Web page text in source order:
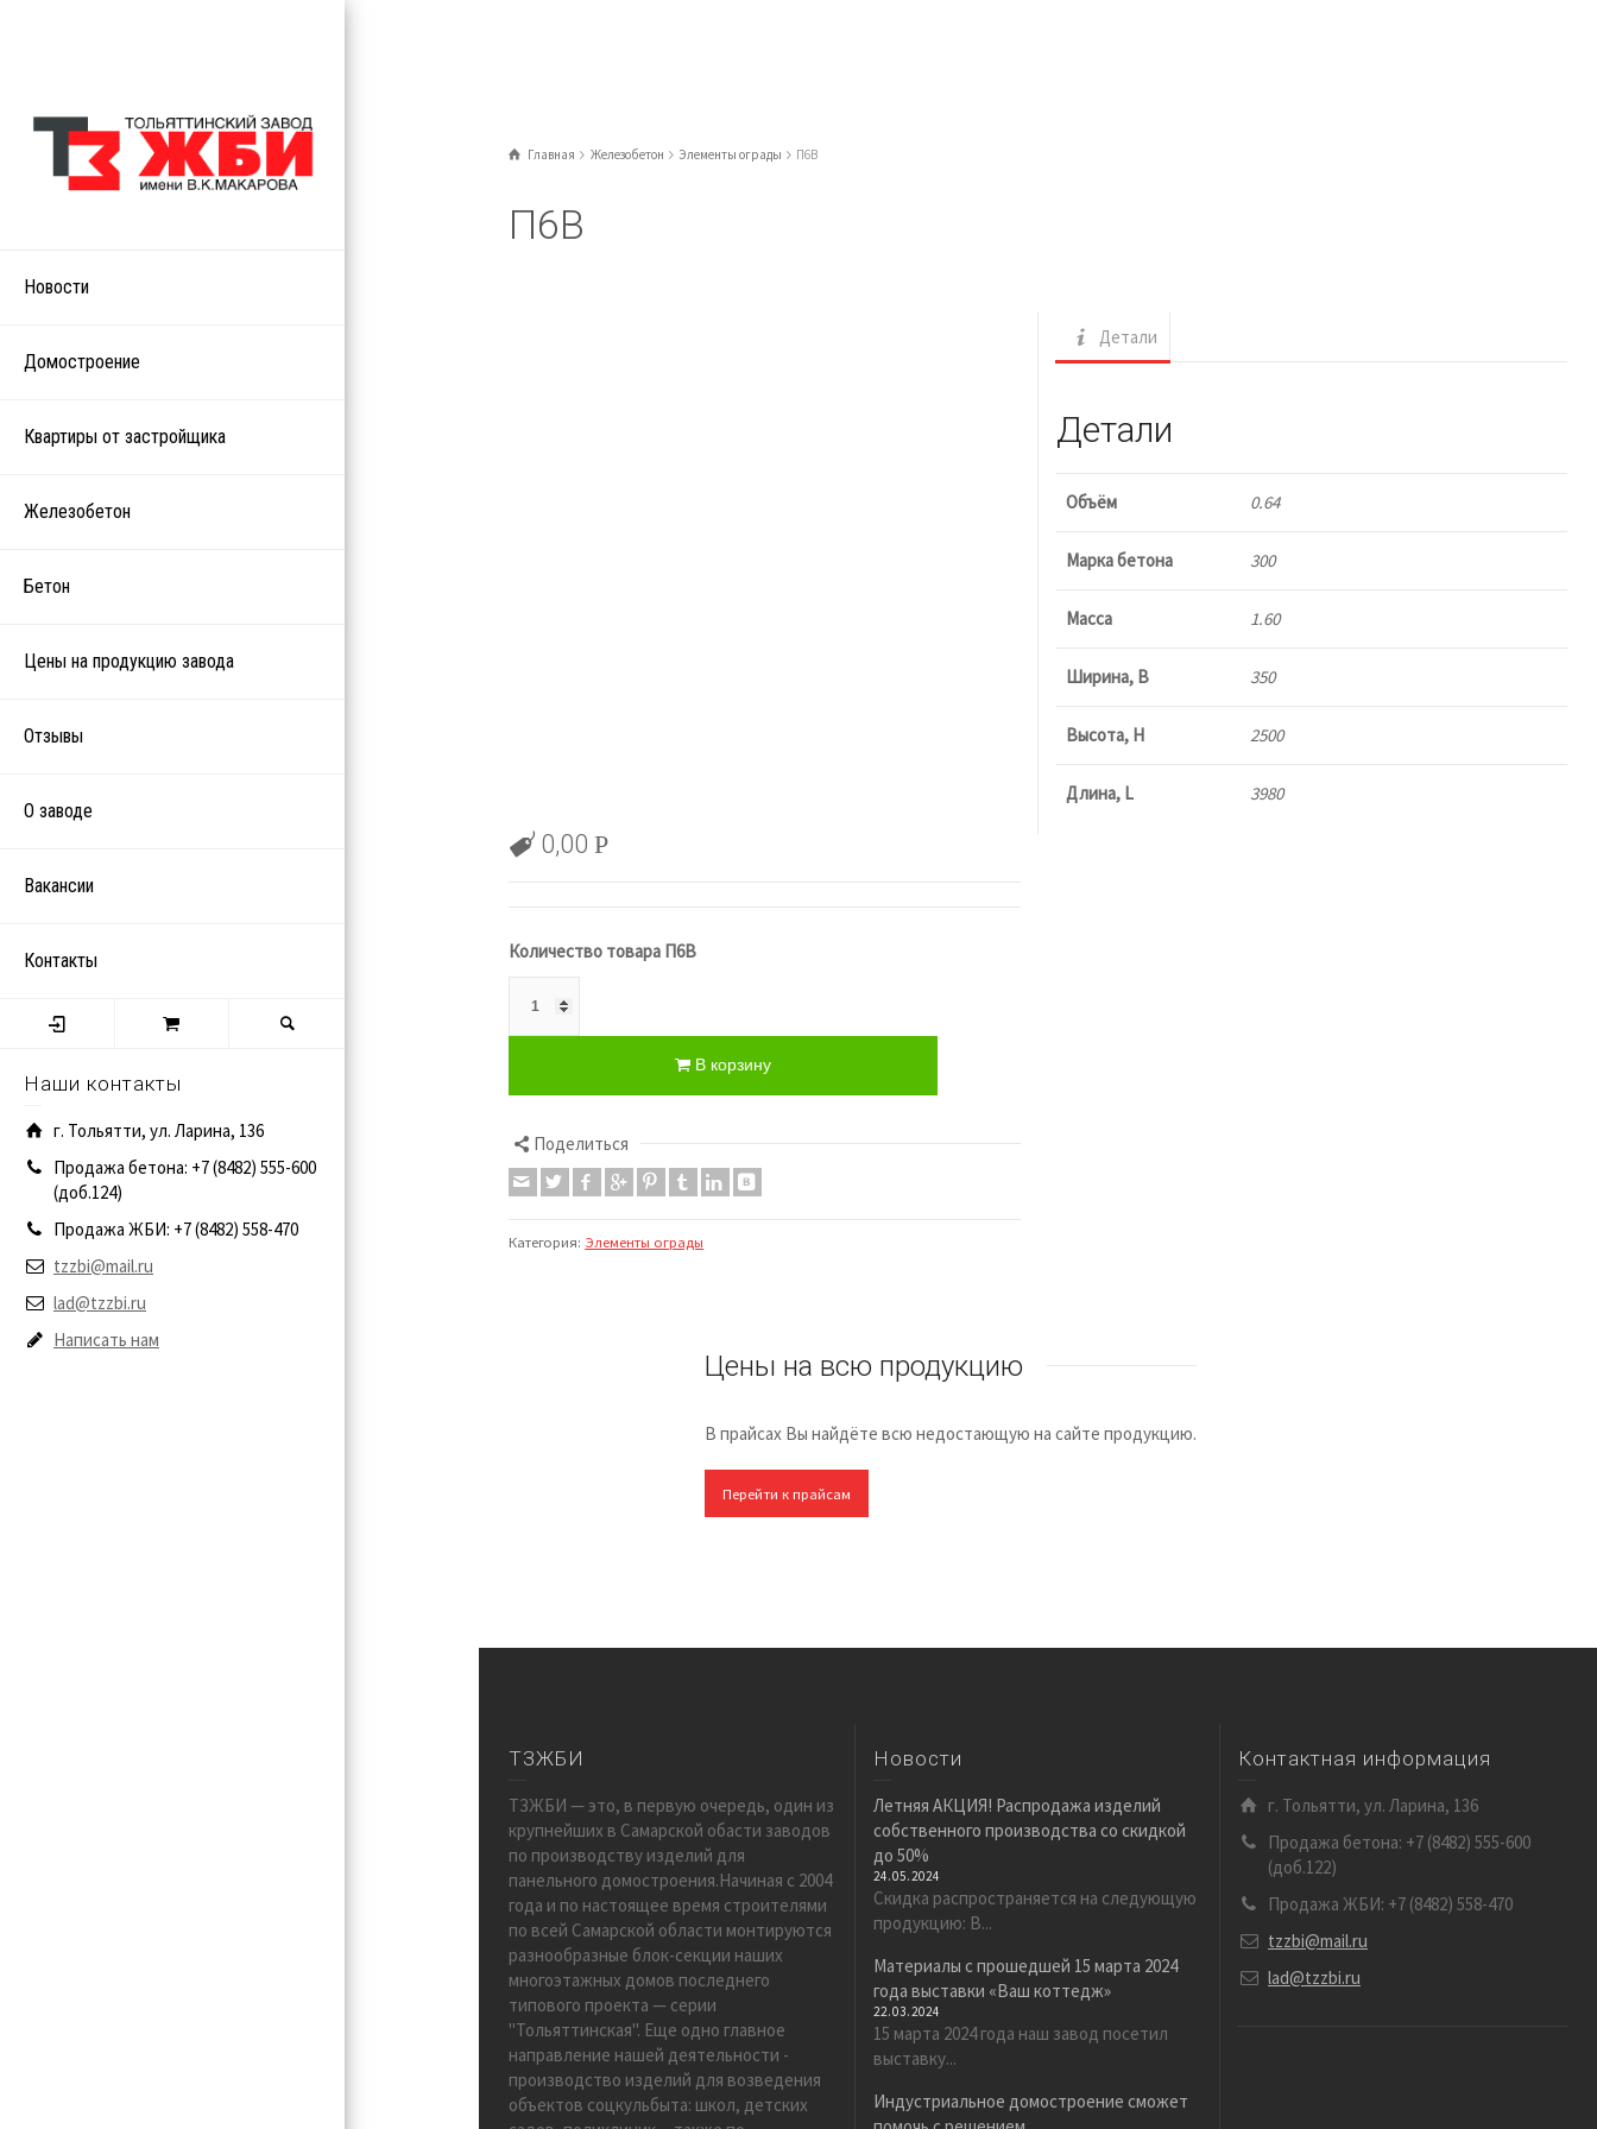
Новости
Домостроение
Квартиры от застройщика
Железобетон
Бетон
Цены на продукцию завода
Отзывы
О заводе
Вакансии
Контакты
Наши контакты
г. Тольятти, ул. Ларина, 136
Продажа бетона: +7 (8482) 555-600
(доб.124)
Продажа ЖБИ: +7 (8482) 558-470
tzzbi@mail.ru
lad@tzzbi.ru
Написать нам
Главная Железобетон Элементы ограды П6В
П6В
0,00 Р
Количество товара П6В
В корзину
Поделиться
Категория: Элементы ограды
Детали
Детали
Объём 0.64
Марка бетона 300
Масса 1.60
Ширина, В 350
Высота, Н 2500
Длина, L 3980
Цены на всю продукцию
В прайсах Вы найдёте всю недостающую на сайте продукцию.
Перейти к прайсам
ТЗЖБИ
ТЗЖБИ — это, в первую очередь, один из
крупнейших в Самарской обасти заводов
по производству изделий для
панельного домостроения.Начиная с 2004
года и по настоящее время строителями
по всей Самарской области монтируются
разнообразные блок-секции наших
многоэтажных домов последнего
типового проекта — серии
"Тольяттинская". Еще одно главное
направление нашей деятельности -
производство изделий для возведения
объектов соцкульбыта: школ, детских
Новости
Летняя АКЦИЯ! Распродажа изделий
собственного производства со скидкой
до 50%
24.05.2024
Скидка распространяется на следующую
продукцию: В...
Материалы с прошедшей 15 марта 2024
года выставки «Ваш коттедж»
22.03.2024
15 марта 2024 года наш завод посетил
выставку...
Индустриальное домостроение сможет
Контактная информация
г. Тольятти, ул. Ларина, 136
Продажа бетона: +7 (8482) 555-600
(доб.122)
Продажа ЖБИ: +7 (8482) 558-470
tzzbi@mail.ru
lad@tzzbi.ru